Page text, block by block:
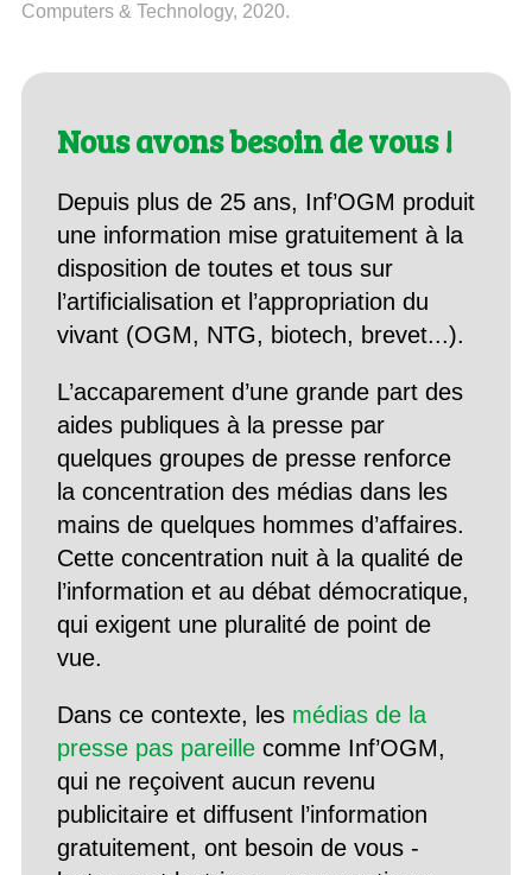
Computers & Technology, 2020.
Nous avons besoin de vous !
Depuis plus de 25 ans, Inf’OGM produit
une information mise gratuitement à la
disposition de toutes et tous sur
l’artificialisation et l’appropriation du
vivant (OGM, NTG, biotech, brevet...).
L’accaparement d’une grande part des
aides publiques à la presse par
quelques groupes de presse renforce
la concentration des médias dans les
mains de quelques hommes d’affaires.
Cette concentration nuit à la qualité de
l’information et au débat démocratique,
qui exigent une pluralité de point de
vue.
Dans ce contexte, les médias de la
presse pas pareillecomme Inf’OGM,
qui ne reçoivent aucun revenu
publicitaire et diffusent l’information
gratuitement, ont besoin de vous -